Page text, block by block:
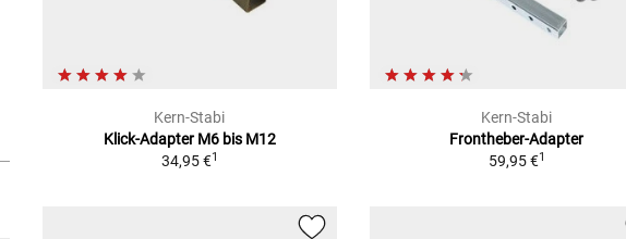
Kern-Stabi
Klick-Adapter M6 bis M12
34,95 €1
Kern-Stabi
Frontheber-Adapter
59,95 €1